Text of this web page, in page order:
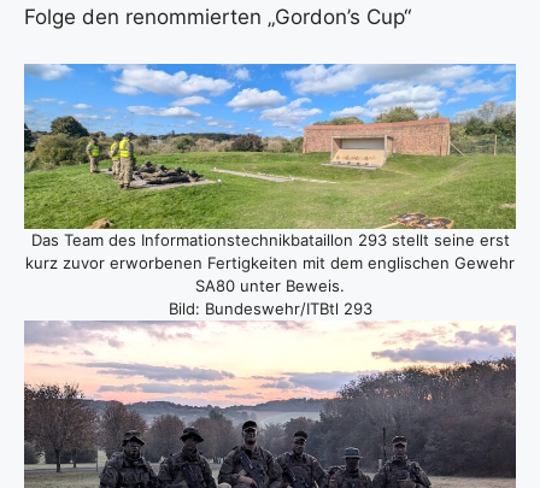
Fol­ge den renom­mier­ten „Gordon’s Cup“
Das Team des Infor­ma­ti­ons­tech­nik­ba­tail­lon 293 stellt sei­ne erst
kurz zuvor erwor­be­nen Fer­tig­kei­ten mit dem eng­li­schen Gewehr
SA80 unter Beweis.
Bild: Bundeswehr/ITBtl 293